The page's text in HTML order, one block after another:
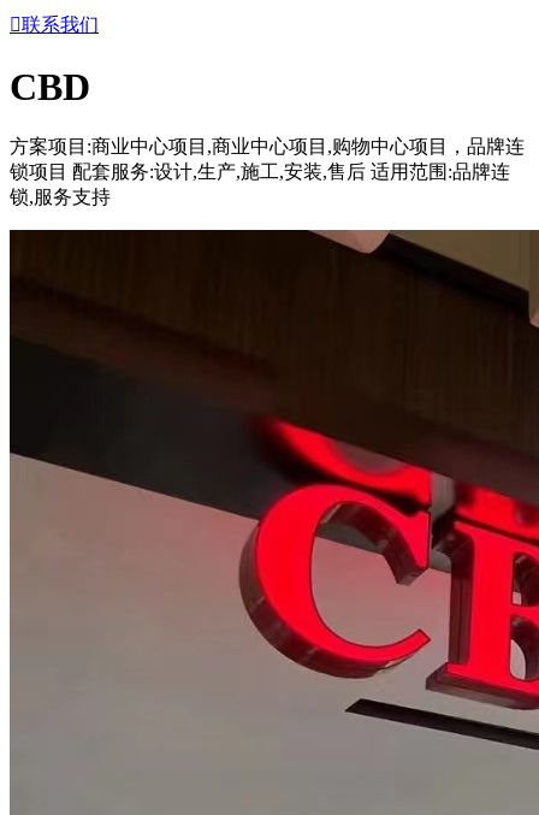
联系我们
CBD
方案项目:商业中心项目,商业中心项目,购物中心项目，品牌连
锁项目 配套服务:设计,生产,施工,安装,售后 适用范围:品牌连
锁,服务支持